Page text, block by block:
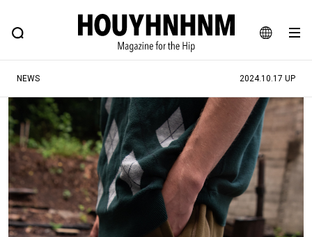
JA
EN
FEATURE BLOG SNAP
ヒップなファッション、カルチャー、ライフスタイルWEBマガジン
#注目のタグ
#SHOPPING ADDICT #憧れの逸品
#MONTHLY JOURNAL #ESSENTIAL DESIGNS
#NEW VINTAGE #古着サミット
#マイナーグッド図鑑 #フイナムのYouTube
NEWS 2024.10.17 UP